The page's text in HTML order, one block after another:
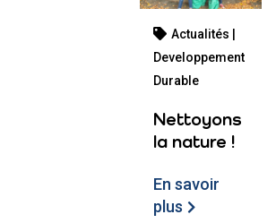
Actualités |
Developpement
Durable
Nettoyons
la nature !
En savoir
plus